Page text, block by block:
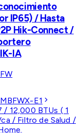
IP65) / Hasta
Hik-Connect /
IA
E1